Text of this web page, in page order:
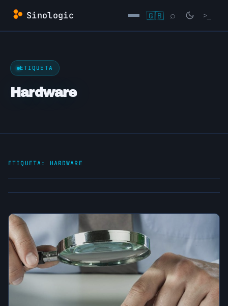
Saltar
contenido
Sinologic 🇬🇧 ⌕ >_
ETIQUETA
Hardware
ETIQUETA: HARDWARE